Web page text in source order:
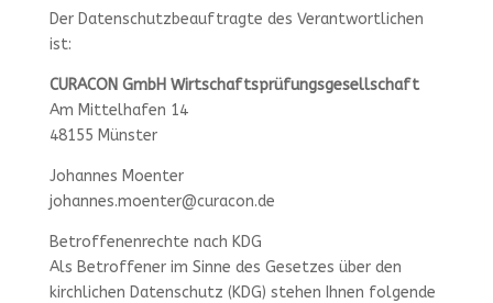
Der Datenschutzbeauftragte des Verantwortlichen
ist:
CURACON GmbH Wirtschaftsprüfungsgesellschaft
Am Mittelhafen 14
48155 Münster
Johannes Moenter
johannes.moenter@curacon.de
Betroffenenrechte nach KDG
Als Betroffener im Sinne des Gesetzes über den
kirchlichen Datenschutz (KDG) stehen Ihnen folgende